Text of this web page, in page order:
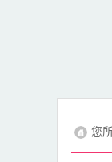
您